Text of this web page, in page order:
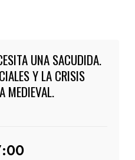
UNA SACUDIDA.
Y LA CRISIS
MEDIEVAL.